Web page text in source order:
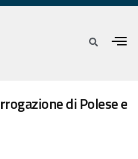
di Polese e